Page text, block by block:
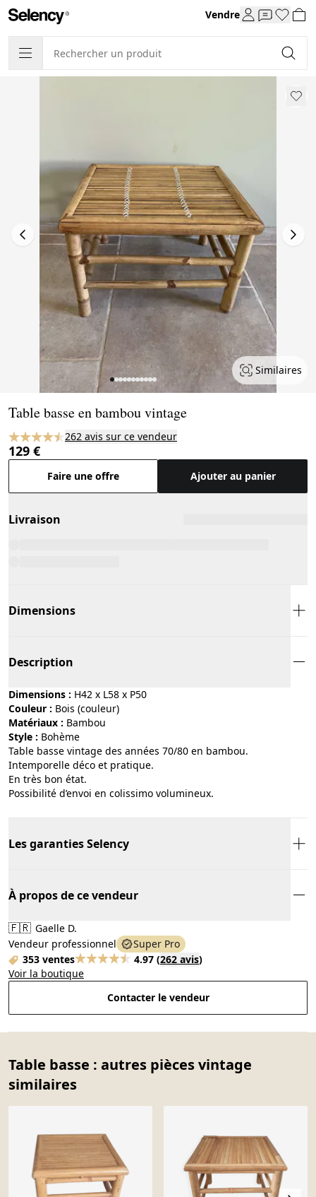
Vendre
Similaires
Table basse en bambou vintage
262 avis sur ce vendeur
129 €
Faire une offre Ajouter au panier
Livraison
Dimensions
Description
Dimensions : H42 x L58 x P50
Couleur :
bois (couleur)
Matériaux :
bambou
Style :
bohème
Table basse vintage des années 70/80 en bambou.
Intemporelle déco et pratique.
En très bon état.
Possibilité d’envoi en colissimo volumineux.
Les garanties Selency
À propos de ce vendeur
🇫🇷 Gaelle D.
Vendeur professionnel
Super Pro
353 ventes
4.97 (262 avis)
Voir la boutique
Contacter le vendeur
Table basse : autres pièces vintage
similaires